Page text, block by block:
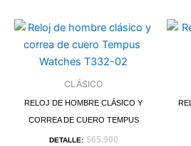
CLÁSICO
RELOJ DE HOMBRE CLÁSICO Y
CORREA DE CUERO TEMPUS
DETALLE: $65.900